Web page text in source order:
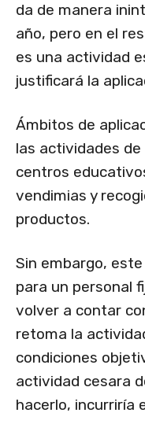
da de manera
año, pero en el
es una actividad
justificará la
Ámbitos de
las actividades de
centros
vendimias y
productos.
Sin embargo,
para un personal
volver a contar
retoma la
condiciones
actividad cesara
hacerlo, incurriría